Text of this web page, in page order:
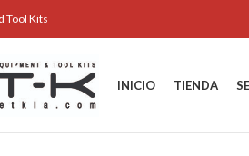
Tool Kits
INICIO TIENDA